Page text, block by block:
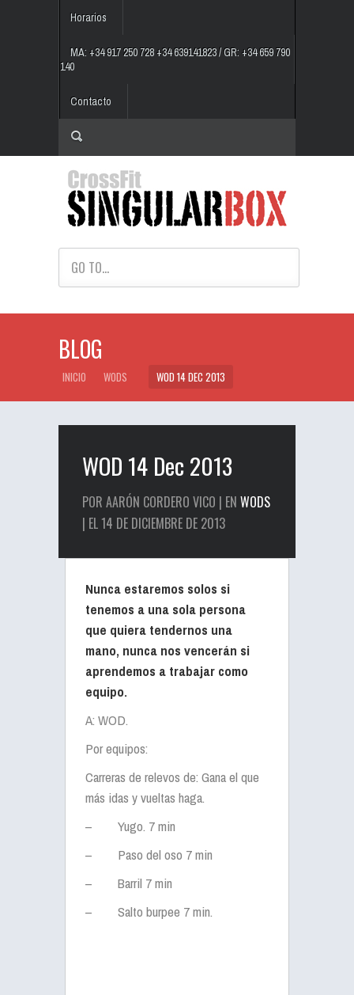
Horarios
MA: +34 917 250 728 +34 639141823 / GR: +34 659 790
140
Contacto
GO TO...
BLOG
INICIO WODS WOD 14 DEC 2013
WOD 14 Dec 2013
POR AARÓN CORDERO VICO | EN WODS
| EL 14 DE DICIEMBRE DE 2013
Nunca estaremos solos si
tenemos a una sola persona
que quiera tendernos una
mano, nunca nos vencerán si
aprendemos a trabajar como
equipo.
A: WOD.
Por equipos:
Carreras de relevos de: Gana el que
más idas y vueltas haga.
– Yugo. 7 min
– Paso del oso 7 min
– Barril 7 min
– Salto burpee 7 min.